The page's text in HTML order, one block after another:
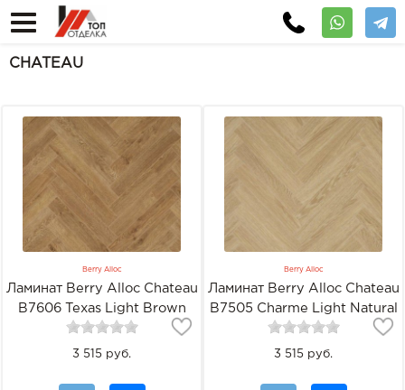
CHATEAU
Berry Alloc
Ламинат Berry Alloc Chateau
B7606 Texas Light Brown
3 515 руб.
Berry Alloc
Ламинат Berry Alloc Chateau
B7505 Charme Light Natural
3 515 руб.